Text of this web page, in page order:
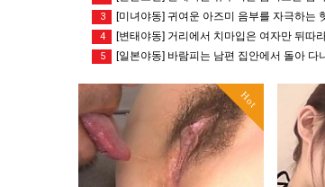
3 [미녀야동] 귀여운 아즈미 음부를 자극하는 혓
4 [변태야동] 거리에서 치마입은 여자만 뒤따라
5 [일본야동] 바람피는 남편 집안에서 돌아 다니
Hot